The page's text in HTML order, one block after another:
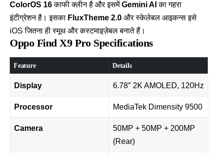
ColorOS 16काफी क्लीन है और इसमेंGemini AI का गहरा
इंटीग्रेशन है। इसका FluxTheme 2.0 और स्केलेबल आइकन्स इसे
iOS जितना ही स्मूथ और कस्टमाइज़ेबल बनाते हैं।
Oppo Find X9 Pro Specifications
Feature Details
Display 6.78″ 2K AMOLED, 120Hz
Processor MediaTek Dimensity 9500
Camera
50MP + 50MP + 200MP
(Rear)